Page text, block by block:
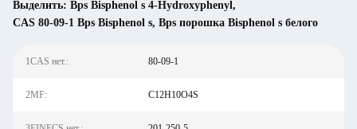
Выделить: Bps Bisphenol s 4-Hydroxyphenyl,
CAS 80-09-1 Bps Bisphenol s, Bps порошка Bisphenol s белого
1CAS нет.: 80-09-1
2MF: C12H10O4S